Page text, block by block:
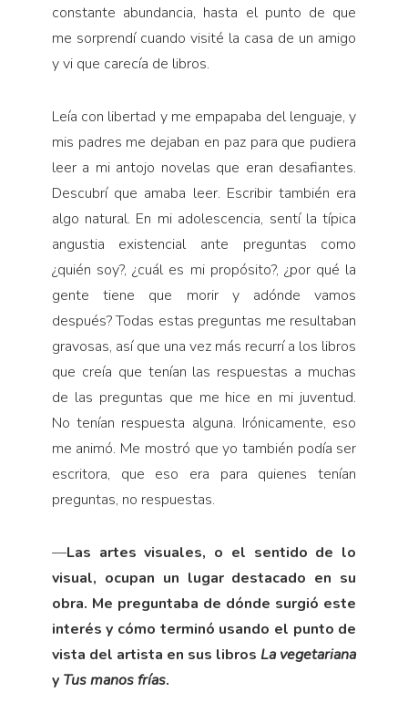
constante abundancia, hasta el punto de que
me sorprendí cuando visité la casa de un amigo
y vi que carecía de libros.
Leía con libertad y me empapaba del lenguaje, y
mis padres me dejaban en paz para que pudiera
leer a mi antojo novelas que eran desafiantes.
Descubrí que amaba leer. Escribir también era
algo natural. En mi adolescencia, sentí la típica
angustia existencial ante preguntas como
¿quién soy?, ¿cuál es mi propósito?, ¿por qué la
gente tiene que morir y adónde vamos
después? Todas estas preguntas me resultaban
gravosas, así que una vez más recurrí a los libros
que creía que tenían las respuestas a muchas
de las preguntas que me hice en mi juventud.
No tenían respuesta alguna. Irónicamente, eso
me animó. Me mostró que yo también podía ser
escritora, que eso era para quienes tenían
preguntas, no respuestas.
—Las artes visuales, o el sentido de lo
visual, ocupan un lugar destacado en su
obra. Me preguntaba de dónde surgió este
interés y cómo terminó usando el punto de
vista del artista en sus libros La vegetariana
y Tus manos frías.